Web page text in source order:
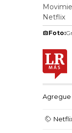
Netflix
Foto:
Agregue